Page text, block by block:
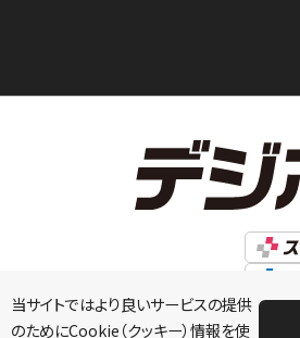
当サイトではより良いサービスの提供
のためにCookie（クッキー）情報を使